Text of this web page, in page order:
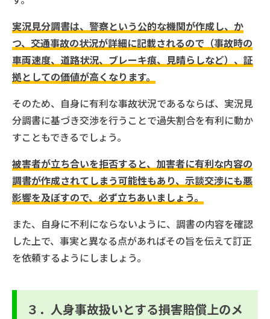
実況見分調書は、警察という公的な機関が作成し、か
つ、交通事故の状況が詳細に記載されるので（事故時の
車両速度、道路状況、ブレーキ痕、見晴らしなど）、証
拠としての価値が高くなります。
そのため、自身に有利な事故状況であるならば、実況見
分調書に基づき交渉を行うことで過失割合を有利に動か
すこともできるでしょう。
被害者が立ち合いを拒否すると、加害者に有利な内容の
調書が作成されてしまう可能性もあり、示談交渉にも悪
影響を及ぼすので、必ず立ちあいましょう。
また、自身に不利にならないように、調書の内容を確認
した上で、事実と異なる点があればその旨を伝えて訂正
を依頼するようにしましょう。
３．人身事故扱いとする損害賠償上のメ